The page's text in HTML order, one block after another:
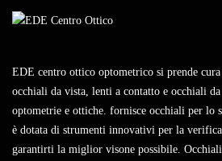
EDE centro ottico optometrico si prende
occhiali da vista, lenti a contatto e occhiali
optometrie e ottiche. fornisce occhiali per lo
è dotata di strumenti innovativi per la
garantirti la miglior visone possibile.